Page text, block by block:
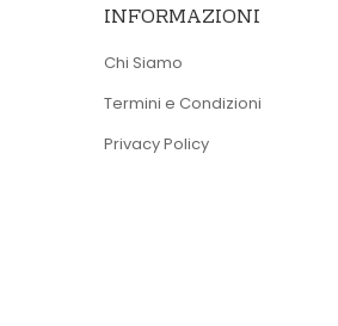
INFORMAZIONI
Chi Siamo
Termini e Condizioni
Privacy Policy